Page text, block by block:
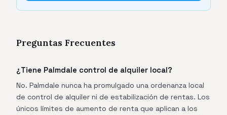
Preguntas Frecuentes
¿Tiene Palmdale control de alquiler local?
No. Palmdale nunca ha promulgado una ordenanza local
de control de alquiler ni de estabilización de rentas. Los
únicos límites de aumento de renta que aplican a los